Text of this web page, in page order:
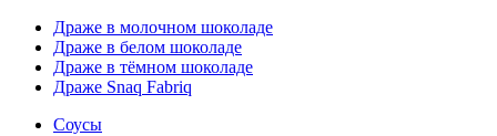
Драже в молочном шоколаде
Драже в белом шоколаде
Драже в тёмном шоколаде
Драже Snaq Fabriq
Соусы